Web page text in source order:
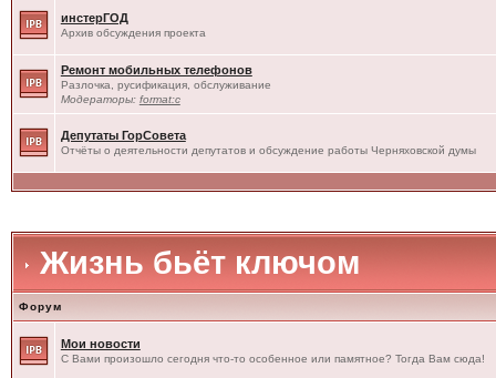
инстерГОД
Архив обсуждения проекта
Ремонт мобильных телефонов
Разлочка, русификация, обслуживание
Модераторы: format:c
Депутаты ГорСовета
Отчёты о деятельности депутатов и обсуждение работы Черняховской думы
Жизнь бьёт ключом
Форум
Мои новости
С Вами произошло сегодня что-то особенное или памятное? Тогда Вам сюда!